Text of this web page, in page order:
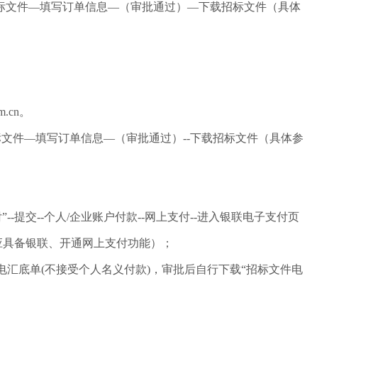
件—填写订单信息—（审批通过）—下载招标文件（具体
。
件—填写订单信息—（审批通过）--下载招标文件（具体参
提交--个人/企业账户付款--网上支付--进入银联电子支付页
备银联、开通网上支付功能）；
汇底单(不接受个人名义付款)，审批后自行下载“招标文件电